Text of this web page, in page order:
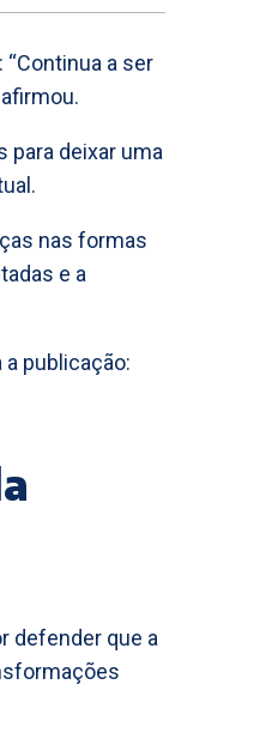
a ser
para deixar uma
nas formas
e a
publicação:
defender que a